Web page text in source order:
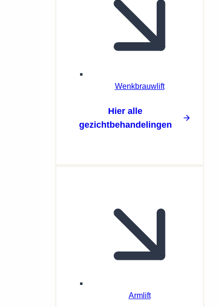
Wenkbrauwlift
Hier alle
gezichtbehandelingen
Armlift